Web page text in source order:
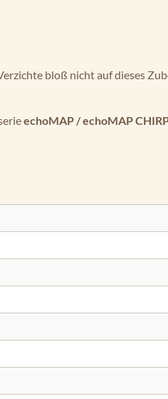
bloß nicht auf dieses
echoMAP / echoMAP